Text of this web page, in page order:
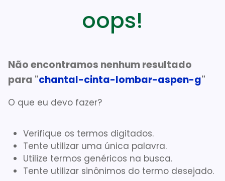
oops!
Não encontramos nenhum resultado
para "chantal-cinta-lombar-aspen-g"
O que eu devo fazer?
Verifique os termos digitados.
Tente utilizar uma única palavra.
Utilize termos genéricos na busca.
Tente utilizar sinônimos do termo desejado.
5º Absorvente Geriatrico
6º Aparelho Pressão
Gaze Esteril
9º Cadeira Banho
10 º Gaze